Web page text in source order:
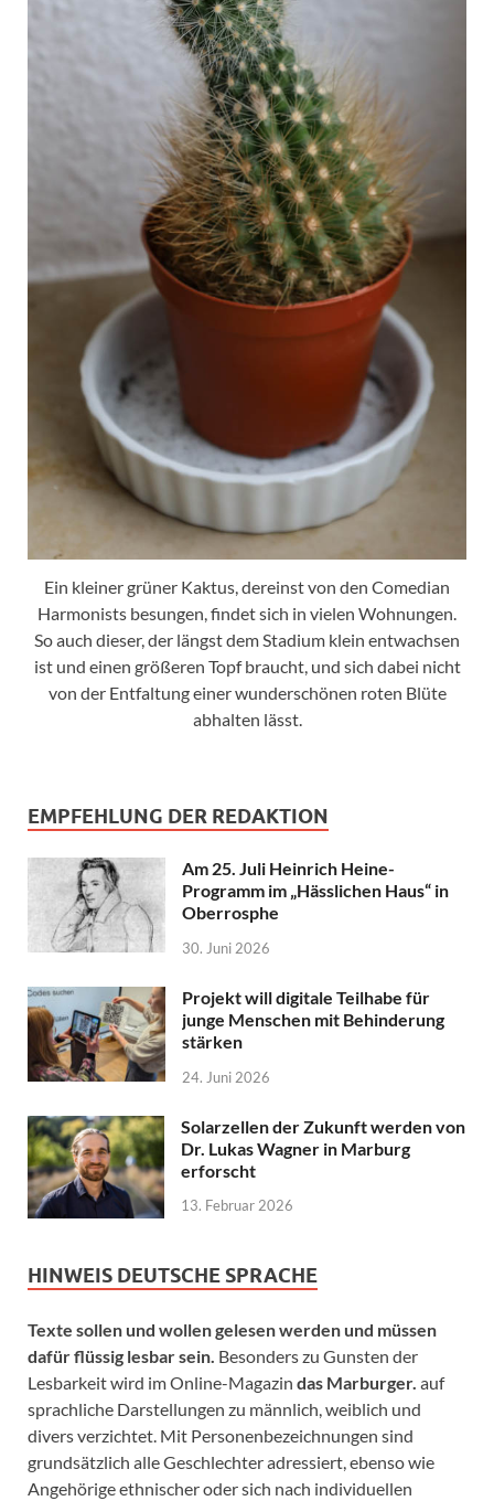
Ein kleiner grüner Kaktus, dereinst von den Comedian
Harmonists besungen, findet sich in vielen Wohnungen.
So auch dieser, der längst dem Stadium klein entwachsen
ist und einen größeren Topf braucht, und sich dabei nicht
von der Entfaltung einer wunderschönen roten Blüte
abhalten lässt.
EMPFEHLUNG DER REDAKTION
Am 25. Juli Heinrich Heine-
Programm im „Hässlichen Haus“ in
Oberrosphe
30. Juni 2026
Projekt will digitale Teilhabe für
junge Menschen mit Behinderung
stärken
24. Juni 2026
Solarzellen der Zukunft werden von
Dr. Lukas Wagner in Marburg
erforscht
13. Februar 2026
HINWEIS DEUTSCHE SPRACHE
Texte sollen und wollen gelesen werden und müssen
dafür flüssig lesbar sein. Besonders zu Gunsten der
Lesbarkeit wird im Online-Magazin das Marburger. auf
sprachliche Darstellungen zu männlich, weiblich und
divers verzichtet. Mit Personenbezeichnungen sind
grundsätzlich alle Geschlechter adressiert, ebenso wie
Angehörige ethnischer oder sich nach individuellen